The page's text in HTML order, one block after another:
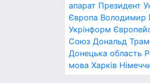
апарат Президент
Європа Володимир
Укрінформ
Союз Дональд
Донецька область
мова Харків